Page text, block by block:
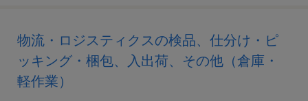
物流・ロジスティクスの検品、仕分け・ピ
ッキング・梱包、入出荷、その他（倉庫・
軽作業）